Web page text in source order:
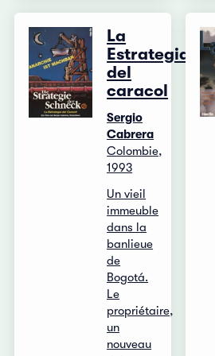
La
Estrategia
del
caracol
Sergio
Cabrera
Colombie,
1993
Un vieil
immeuble
dans la
banlieue
de
Bogotá.
Le
propriétaire,
un
nouveau